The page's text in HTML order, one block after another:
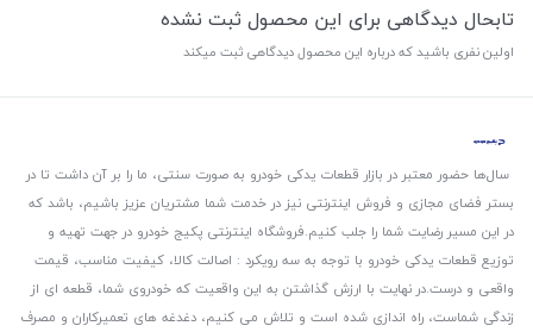
تابحال دیدگاهی برای این محصول ثبت نشده
اولین نفری باشید که درباره این محصول دیدگاهی ثبت میکند
سال‌ها حضور معتبر در بازار قطعات یدکی خودرو به صورت سنتی، ما را بر آن داشت تا در
بستر فضای مجازی و فروش اینترنتی نیز در خدمت شما مشتریان عزیز باشیم، باشد که
در این مسیر رضایت شما را جلب کنیم.فروشگاه اینترنتی پکیج خودرو در جهت تهیه و
توزیع قطعات یدکی خودرو با توجه به سه رویکرد : اصالت کالا، کیفیت مناسب، قیمت
واقعی و درست.در نهایت با ارزش گذاشتن به این واقعیت که خودروی شما، قطعه ای از
زندگی شماست، راه اندازی شده است و تلاش می کنیم، دغدغه های تعمیرکاران و مصرف